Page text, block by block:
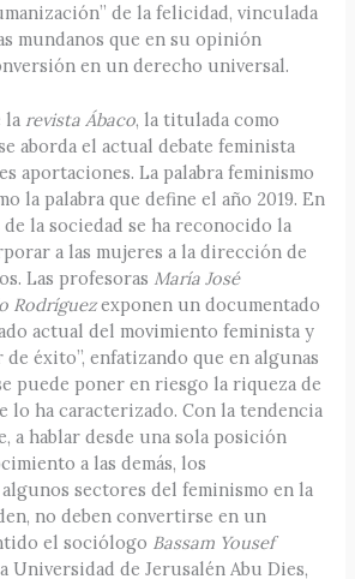
de la felicidad, vinculada
mundanos que en su opinión
en un derecho universal.
la revista Ábaco, la titulada como
aborda el actual debate feminista
aportaciones. La palabra feminismo
la palabra que define el año 2019. En
la sociedad se ha reconocido la
a las mujeres a la dirección de
Las profesoras María José
Rodríguezexponen un documentado
actual del movimiento feminista y
éxito”, enfatizando que en algunas
puede poner en riesgo la riqueza de
lo ha caracterizado. Con la tendencia
a hablar desde una sola posición
a las demás, los
sectores del feminismo en la
no deben convertirse en un
el sociólogo Bassam Yousef
Universidad de Jerusalén Abu Dies,